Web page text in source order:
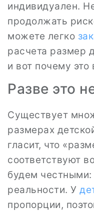
индивидуален.
продолжать
можете легко
расчета размер
и вот почему это
Разве это
Существует
размерах
гласит, что
соответствуют
будем честными:
реальности. У
пропорции,